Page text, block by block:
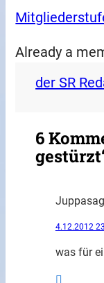
Already a
der SR
6
Juppa
4.12.2012
was für